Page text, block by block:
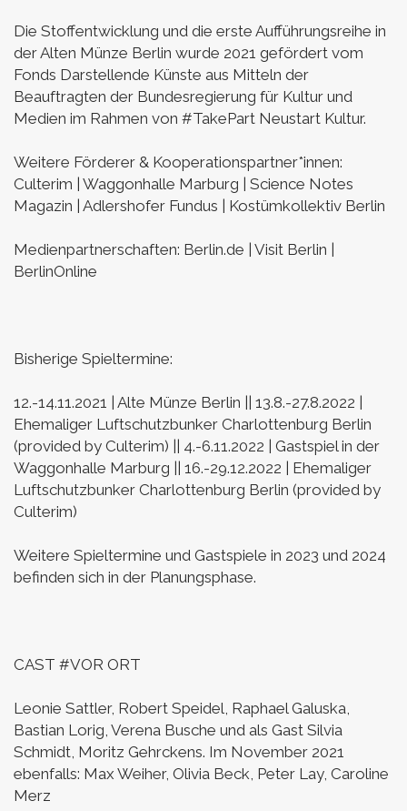
Die Stoffentwicklung und die erste Aufführungsreihe in
der Alten Münze Berlin wurde 2021 gefördert vom
Fonds Darstellende Künste aus Mitteln der
Beauftragten der Bundesregierung für Kultur und
Medien im Rahmen von #TakePart Neustart Kultur.
Weitere Förderer & Kooperationspartner*innen:
Culterim | Waggonhalle Marburg | Science Notes
Magazin | Adlershofer Fundus | Kostümkollektiv Berlin
Medienpartnerschaften: Berlin.de | Visit Berlin |
BerlinOnline
Bisherige Spieltermine:
12.-14.11.2021 | Alte Münze Berlin ||
13.8.-27.8.2022 |
Ehemaliger Luftschutzbunker Charlottenburg Berlin
(provided by Culterim) ||
4.-6.11.2022 | Gastspiel in der
Waggonhalle Marburg ||
16.-29.12.2022 | Ehemaliger
Luftschutzbunker Charlottenburg Berlin (provided by
Culterim)
Weitere Spieltermine und Gastspiele in 2023 und 2024
befinden sich in der Planungsphase.
CAST #VOR ORT
Leonie Sattler, Robert Speidel, Raphael Galuska,
Bastian Lorig, Verena Busche und als Gast Silvia
Schmidt, Moritz Gehrckens. Im November 2021
ebenfalls: Max Weiher, Olivia Beck, Peter Lay, Caroline
Merz